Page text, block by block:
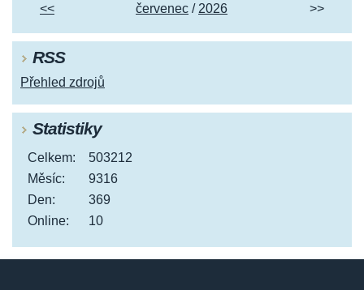
<< červenec / 2026 >>
RSS
Přehled zdrojů
Statistiky
Online: 10
Celkem:
503212
Měsíc:
9316
Den:
369